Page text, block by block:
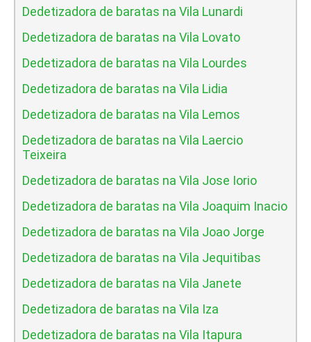
Dedetizadora de baratas na Vila Lunardi
Dedetizadora de baratas na Vila Lovato
Dedetizadora de baratas na Vila Lourdes
Dedetizadora de baratas na Vila Lidia
Dedetizadora de baratas na Vila Lemos
Dedetizadora de baratas na Vila Laercio
Teixeira
Dedetizadora de baratas na Vila Jose Iorio
Dedetizadora de baratas na Vila Joaquim Inacio
Dedetizadora de baratas na Vila Joao Jorge
Dedetizadora de baratas na Vila Jequitibas
Dedetizadora de baratas na Vila Janete
Dedetizadora de baratas na Vila Iza
Dedetizadora de baratas na Vila Itapura